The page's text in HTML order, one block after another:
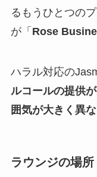
るもうひとつの
が「 Rose
ハラル対応の
ルコールの提供
囲気が大きく異
ラウンジの場